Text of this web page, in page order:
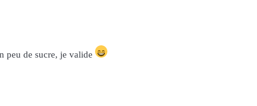
peu de sucre, je valide